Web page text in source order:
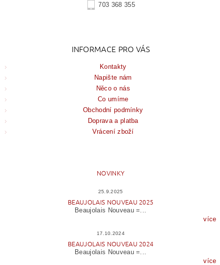
703 368 355
INFORMACE PRO VÁS
Kontakty
Napište nám
Něco o nás
Co umíme
Obchodní podmínky
Doprava a platba
Vrácení zboží
NOVINKY
25.9.2025
BEAUJOLAIS NOUVEAU 2025
Beaujolais Nouveau =...
více
17.10.2024
BEAUJOLAIS NOUVEAU 2024
Beaujolais Nouveau =...
více